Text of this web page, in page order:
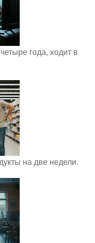
года, ходит в
на две недели.